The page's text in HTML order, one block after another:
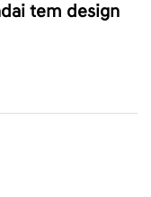
tem design